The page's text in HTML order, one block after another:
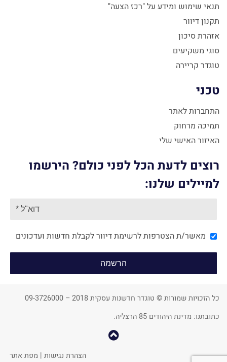
תנאי שימוש ומידע על "רכז הצעה"
תקנון דיוור
אזהרת סיכון
סוגי משקיעים
טוגדר קריירה
טכני
התחברות לאתר
תמיכה מרחוק
האיזור האישי שלי
רוצים לדעת הכל לפני כולם? הירשמו
למיילים שלנו:
מאשר/ת הצטרפות לרשימת דיוור לקבלת חדשות ועדכונים
כל הזכויות שמורות © טוגדר חדשנות עסקית 2018 – 09-3726000
כתובתנו: מדינת היהודים 85 הרצליה.
קפוץ
הצהרת נגישות | מפת אתר